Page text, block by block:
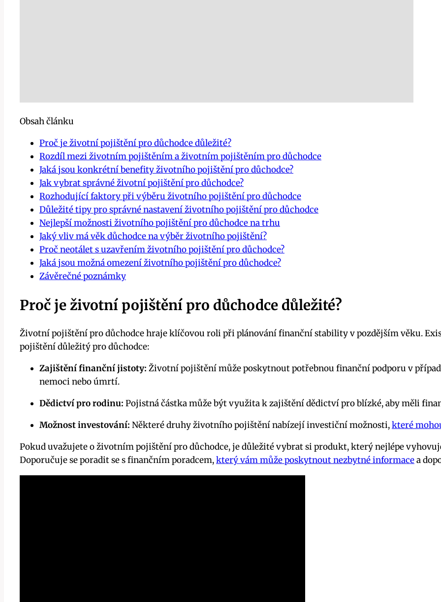
Obsah článku
Proč je životní pojištění pro důchodce důležité?
Rozdíl mezi životním pojištěním a životním pojištěním pro důchodce
Jaká jsou konkrétní benefity životního pojištění pro důchodce?
Jak vybrat správné životní pojištění pro důchodce?
Rozhodující faktory při výběru životního pojištění pro důchodce
Důležité tipy pro správné nastavení životního pojištění pro důchodce
Nejlepší možnosti životního pojištění pro důchodce na trhu
Jaký vliv má věk důchodce na výběr životního pojištění?
Proč neotálet s uzavřením životního pojištění pro důchodce?
Jaká jsou možná omezení životního pojištění pro důchodce?
Závěrečné poznámky
Proč je životní pojištění pro důchodce důležité?
Životní pojištění pro důchodce hraje klíčovou roli při plánování finanční stability v pozdějším věku.
pojištění důležitý pro důchodce:
Zajištění finanční jistoty: Životní pojištění může poskytnout potřebnou finanční podporu v
nemoci nebo úmrtí.
Dědictví pro rodinu: Pojistná částka může být využita k zajištění dědictví pro blízké, aby měli
Možnost investování: Některé druhy životního pojištění nabízejí investiční možnosti,které
Pokud uvažujete o životním pojištění pro důchodce, je důležité vybrat si produkt, který nejlépe
Doporučuje se poradit se s finančním poradcem,který vám může poskytnout nezbytné informacea